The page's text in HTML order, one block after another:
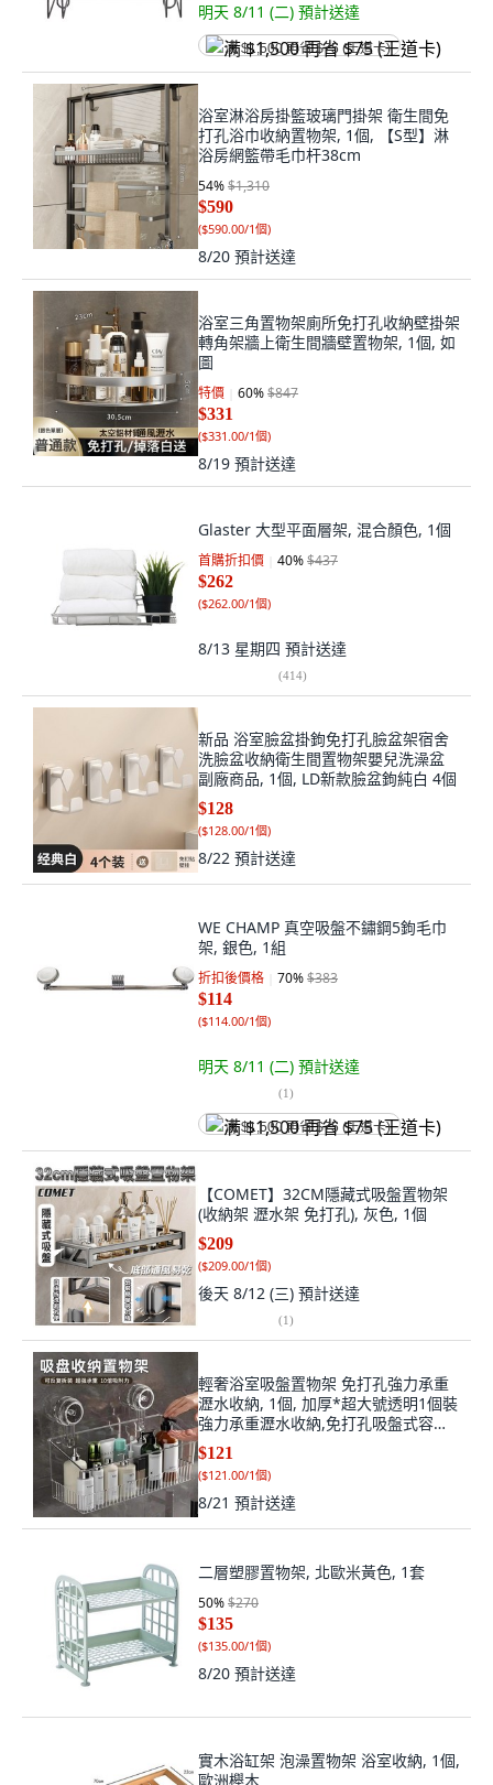
明天 8/11 (二) 預計送達
满 $1,500 再省 $75 (王道卡)
浴室淋浴房掛籃玻璃門掛架 衛生間免
打孔浴巾收納置物架, 1個, 【S型】淋
浴房網籃帶毛巾杆38cm
54%$1,310
$590
($590.00/1個)
8/20 預計送達
浴室三角置物架廁所免打孔收納壁掛架
轉角架牆上衛生間牆壁置物架, 1個, 如
圖
特價 60%$847
$331
($331.00/1個)
8/19 預計送達
Glaster 大型平面層架, 混合顏色, 1個
首購折扣價 40%$437
$262
($262.00/1個)
8/13 星期四 預計送達
(414)
新品 浴室臉盆掛鉤免打孔臉盆架宿舍
洗臉盆收納衛生間置物架嬰兒洗澡盆
副廠商品, 1個, LD新款臉盆鉤純白 4個
$128
($128.00/1個)
8/22 預計送達
WE CHAMP 真空吸盤不鏽鋼5鉤毛巾
架, 銀色, 1組
折扣後價格 70%$383
$114
($114.00/1個)
明天 8/11 (二) 預計送達
(1)
满 $1,500 再省 $75 (王道卡)
【COMET】32CM隱藏式吸盤置物架
(收納架 瀝水架 免打孔), 灰色, 1個
$209
($209.00/1個)
後天 8/12 (三) 預計送達
(1)
輕奢浴室吸盤置物架 免打孔強力承重
瀝水收納, 1個, 加厚*超大號透明1個裝
強力承重瀝水收納,免打孔吸盤式容量
陞級, 透明
$121
($121.00/1個)
8/21 預計送達
二層塑膠置物架, 北歐米黃色, 1套
50%$270
$135
($135.00/1個)
8/20 預計送達
實木浴缸架 泡澡置物架 浴室收納, 1個,
歐洲櫸木